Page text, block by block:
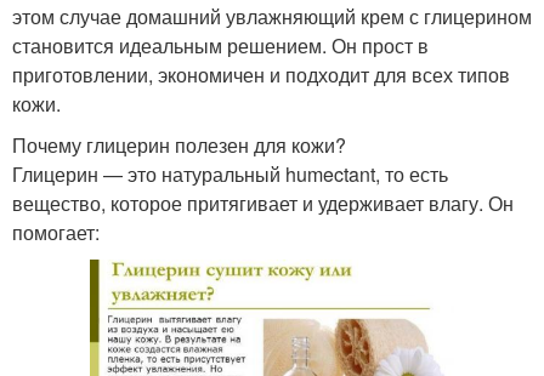
этом случае домашний увлажняющий крем с глицерином
становится идеальным решением. Он прост в
приготовлении, экономичен и подходит для всех типов
кожи.
Почему глицерин полезен для кожи?
Глицерин — это натуральный humectant, то есть
вещество, которое притягивает и удерживает влагу. Он
помогает: